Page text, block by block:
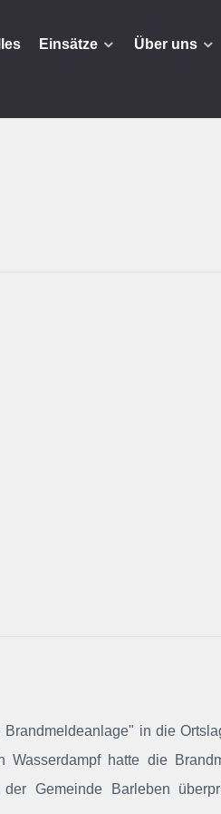
Einsätze Über uns
in die
hatte die
Gemeinde Barleben